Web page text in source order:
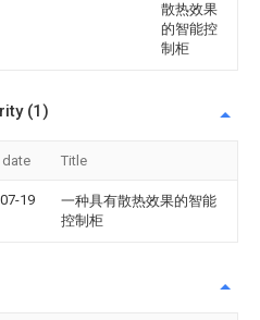
散热效果
的智能控
制柜
(1)
date Title
19
一种具有散热效果的智能
控制柜